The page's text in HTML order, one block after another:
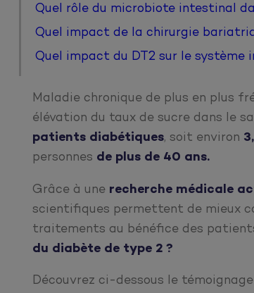
Quel rôle du microbiote intestinal
Quel impact de la chirurgie
Quel impact du DT2 sur le système
Maladie chronique de plus en plus
élévation du taux de sucre dans le
patients diabétiques, soit environ
personnes de plus de 40 ans.
Grâce à une recherche médicale
scientifiques permettent de mieux
traitements au bénéfice des
du diabète de type 2 ?
Découvrez ci-dessous le